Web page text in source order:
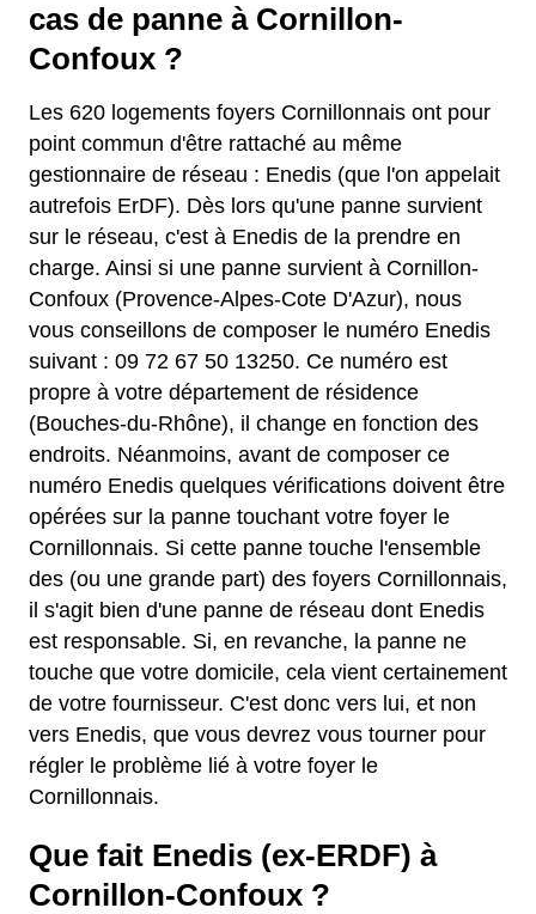
cas de panne à Cornillon-
Confoux ?
Les 620 logements foyers Cornillonnais ont pour
point commun d'être rattaché au même
gestionnaire de réseau : Enedis (que l'on appelait
autrefois ErDF). Dès lors qu'une panne survient
sur le réseau, c'est à Enedis de la prendre en
charge. Ainsi si une panne survient à Cornillon-
Confoux (Provence-Alpes-Cote D'Azur), nous
vous conseillons de composer le numéro Enedis
suivant : 09 72 67 50 13250. Ce numéro est
propre à votre département de résidence
(Bouches-du-Rhône), il change en fonction des
endroits. Néanmoins, avant de composer ce
numéro Enedis quelques vérifications doivent être
opérées sur la panne touchant votre foyer le
Cornillonnais. Si cette panne touche l'ensemble
des (ou une grande part) des foyers Cornillonnais,
il s'agit bien d'une panne de réseau dont Enedis
est responsable. Si, en revanche, la panne ne
touche que votre domicile, cela vient certainement
de votre fournisseur. C'est donc vers lui, et non
vers Enedis, que vous devrez vous tourner pour
régler le problème lié à votre foyer le
Cornillonnais.
Que fait Enedis (ex-ERDF) à
Cornillon-Confoux ?